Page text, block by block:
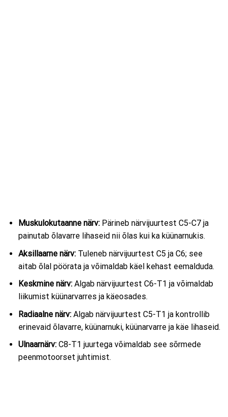
Muskulokutaanne närv:Pärineb närvijuurtest C5-C7 ja
painutab õlavarre lihaseid nii õlas kui ka küünarnukis.
Aksillaarne närv:Tuleneb närvijuurtest C5 ja C6; see
aitab õlal pöörata ja võimaldab käel kehast eemalduda.
Keskmine närv:Algab närvijuurtest C6-T1 ja võimaldab
liikumist küünarvarres ja käeosades.
Radiaalne närv:Algab närvijuurtest C5-T1 ja kontrollib
erinevaid õlavarre, küünarnuki, küünarvarre ja käe lihaseid.
Ulnaarnärv:C8-T1 juurtega võimaldab see sõrmede
peenmotoorset juhtimist.